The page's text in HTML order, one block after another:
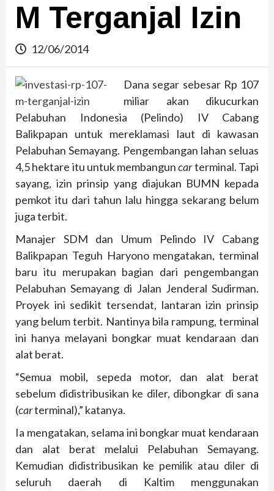
M Terganjal Izin
12/06/2014
Dana segar sebesar Rp 107
miliar akan dikucurkan
Pelabuhan Indonesia (Pelindo) IV Cabang
Balikpapan untuk mereklamasi laut di kawasan
Pelabuhan Semayang. Pengembangan lahan seluas
4,5 hektare itu untuk membanguncarterminal. Tapi
sayang, izin prinsip yang diajukan BUMN kepada
pemkot itu dari tahun lalu hingga sekarang belum
juga terbit.
Manajer SDM dan Umum Pelindo IV Cabang
Balikpapan Teguh Haryono mengatakan, terminal
baru itu merupakan bagian dari pengembangan
Pelabuhan Semayang di Jalan Jenderal Sudirman.
Proyek ini sedikit tersendat, lantaran izin prinsip
yang belum terbit. Nantinya bila rampung, terminal
ini hanya melayani bongkar muat kendaraan dan
alat berat.
“Semua mobil, sepeda motor, dan alat berat
sebelum didistribusikan ke diler, dibongkar di sana
(carterminal),” katanya.
Ia mengatakan, selama ini bongkar muat kendaraan
dan alat berat melalui Pelabuhan Semayang.
Kemudian didistribusikan ke pemilik atau diler di
seluruh daerah di Kaltim menggunakan